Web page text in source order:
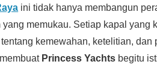
ini tidak hanya membangun
yang memukau. Setiap kapal yang
kemewahan, ketelitian, dan
Princess Yachts begitu